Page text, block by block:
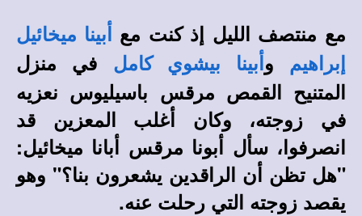
مع منتصف الليل إذ كنت مع أبينا ميخائيل
إبراهيم
و أبينا بيشوي كامل
في منزل
المتنيح القمص مرقس باسيليوس نعزيه
في زوجته، وكان أغلب المعزين قد
انصرفوا، سأل أبونا مرقس أبانا ميخائيل:
"هل تظن أن الراقدين يشعرون بنا؟" وهو
يقصد زوجته التي رحلت عنه.